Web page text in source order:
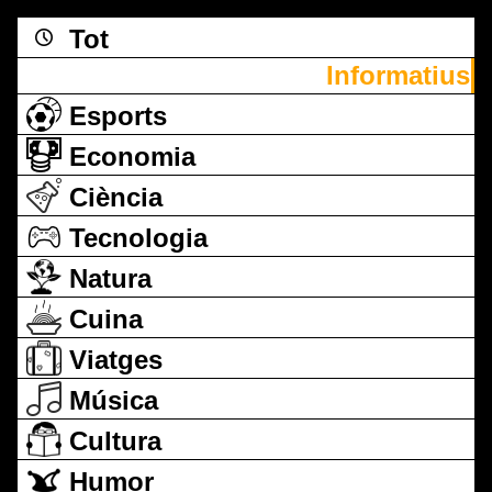
Tot
Informatius
Esports
Economia
Ciència
Tecnologia
Natura
Cuina
Viatges
Música
Cultura
Humor